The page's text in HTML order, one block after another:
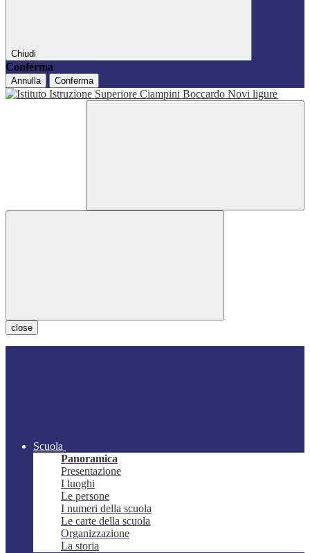
Chiudi
Conferma
Annulla Conferma
close
Scuola
Panoramica
Presentazione
I luoghi
Le persone
I numeri della scuola
Le carte della scuola
Organizzazione
La storia